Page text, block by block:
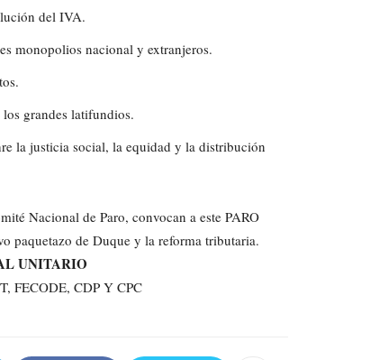
del IVA.
monopolios nacional y extranjeros.
grandes latifundios.
la justicia social, la equidad y la distribución
Nacional de Paro, convocan a este PARO
paquetazo de Duque y la reforma tributaria.
UNITARIO
FECODE, CDP Y CPC